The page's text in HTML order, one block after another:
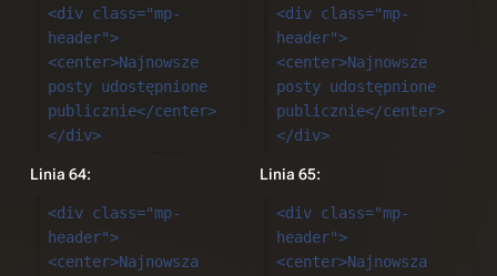
<div class="mp-
header">
<center>Najnowsze
posty udostępnione
publicznie</center>
</div>
<div class="mp-
header">
<center>Najnowsze
posty udostępnione
publicznie</center>
</div>
Linia 64: Linia 65:
<div class="mp-
header">
<center>Najnowsza
<div class="mp-
header">
<center>Najnowsza